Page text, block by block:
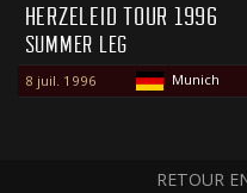
HERZELEID TOUR 1996
SUMMER LEG
8 juil. 1996 Munich
RETOUR